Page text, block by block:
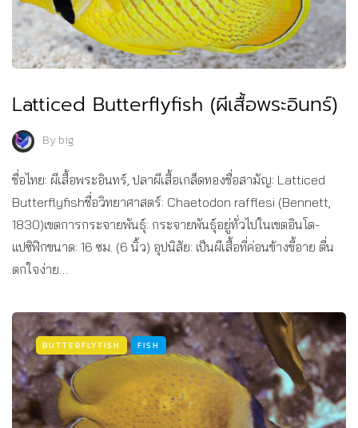
Latticed Butterflyfish (ผีเสื้อพระอินทร์)
Bybig
ชื่อไทย: ผีเสื้อพระอินทร์, ปลาผีเสื้อเกล็ดทองชื่อสามัญ: Latticed
Butterflyfishชื่อวิทยาศาสตร์: Chaetodon rafflesi (Bennett,
1830)เขตการกระจายพันธุ์: กระจายพันธุ์อยู่ทั่วไปในเขตอินโด-
แปซิฟิกขนาด: 16 ซม. (6 นิ้ว) อุปนิสัย: เป็นผีเสื้อที่ค่อนข้างขี้อาย ตื่น
ตกใจง่าย…
BUTTERFLYFISH FISH